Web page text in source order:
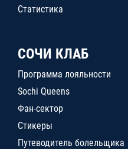
Статистика
СОЧИ КЛАБ
Программа лояльности
Sochi Queens
Фан-сектор
Стикеры
Путеводитель болельщика